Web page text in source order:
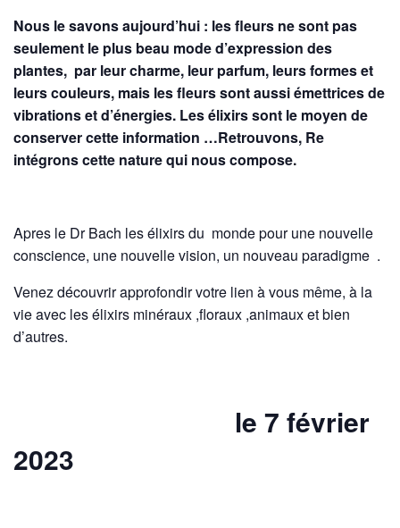
Nous le savons aujourd’hui : les fleurs ne sont pas
seulement le plus beau mode d’expression des
plantes, par leur charme, leur parfum, leurs formes et
leurs couleurs, mais les fleurs sont aussi émettrices de
vibrations et d’énergies. Les élixirs sont le moyen de
conserver cette information …Retrouvons, Re
intégrons cette nature qui nous compose.
Apres le Dr Bach les élixirs du monde pour une nouvelle
conscience, une nouvelle vision, un nouveau paradigme .
Venez découvrir approfondir votre lien à vous même, à la
vie avec les élixirs minéraux ,floraux ,animaux et bien
d’autres.
le 7 février
2023